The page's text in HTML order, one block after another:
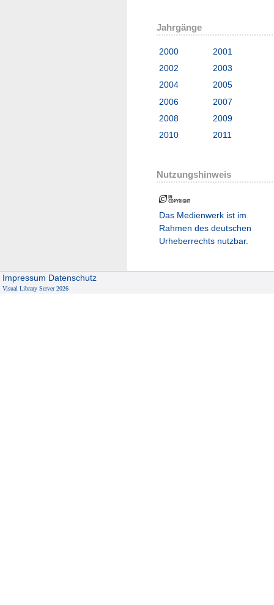
Jahrgänge
2000
2001
2002
2003
2004
2005
2006
2007
2008
2009
2010
2011
Nutzungshinweis
Das Medienwerk ist im
Rahmen des deutschen
Urheberrechts nutzbar.
Impressum Datenschutz
Visual Library Server 2026